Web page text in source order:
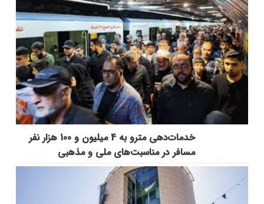
خدمات‌دهي مترو به 4 ميليون و 100 هزار نفر
مسافر در مناسبت‌هاي ملي و مذهبي